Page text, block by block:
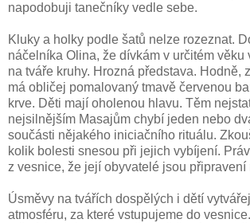
napodobuji tanečníky vedle sebe.
Kluky a holky podle šatů nelze rozeznat.
náčelníka Olina, že dívkám v určitém věku
na tváře kruhy. Hrozná představa. Hodně,
má obličej pomalovaný tmavě červenou
krve. Děti mají oholenou hlavu. Těm
nejsilnějším Masajům chybí jeden nebo
součásti nějakého iniciačního rituálu.
kolik bolesti snesou při jejich vybíjení.
z vesnice, že její obyvatelé jsou připravení
Úsměvy na tvářích dospělých i dětí
atmosféru, za které vstupujeme do